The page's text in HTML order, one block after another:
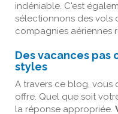
indéniable. C'est
sélectionnons des vols
compagnies aériennes
Des vacances pas
styles
A travers ce blog, vous
offre. Quel que soit
la réponse appropriée.